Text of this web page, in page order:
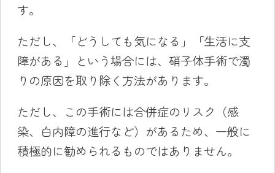
す。
ただし、「どうしても気になる」「生活に支
障がある」という場合には、硝子体手術で濁
りの原因を取り除く方法があります。
ただし、この手術には合併症のリスク（感
染、白内障の進行など）があるため、一般に
積極的に勧められるものではありません。